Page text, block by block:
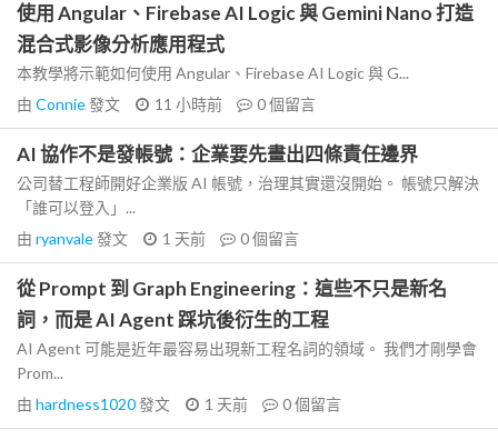
使用 Angular、Firebase AI Logic 與 Gemini Nano 打造
混合式影像分析應用程式
本教學將示範如何使用 Angular、Firebase AI Logic 與 G...
由 Connie發文 11 小時前 0個留言
AI 協作不是發帳號：企業要先畫出四條責任邊界
公司替工程師開好企業版 AI 帳號，治理其實還沒開始。 帳號只解決
「誰可以登入」...
由 ryanvale發文 1 天前 0個留言
從 Prompt 到 Graph Engineering：這些不只是新名
詞，而是 AI Agent 踩坑後衍生的工程
AI Agent 可能是近年最容易出現新工程名詞的領域。 我們才剛學會
Prom...
由 hardness1020發文 1 天前 0個留言